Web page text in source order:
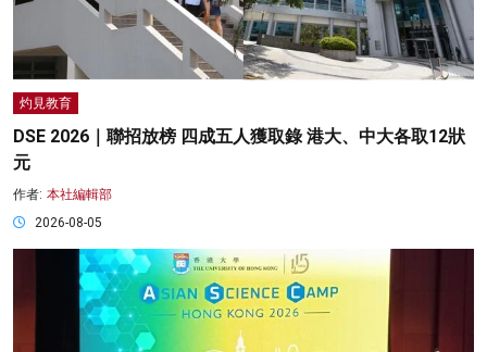
灼見教育
DSE 2026｜聯招放榜 四成五人獲取錄 港大、中大各取12狀
元
作者: 本社編輯部
2026-08-05